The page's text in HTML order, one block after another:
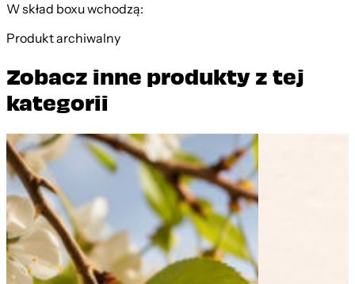
W skład boxu wchodzą:
Produkt archiwalny
Zobacz inne produkty z tej
kategorii